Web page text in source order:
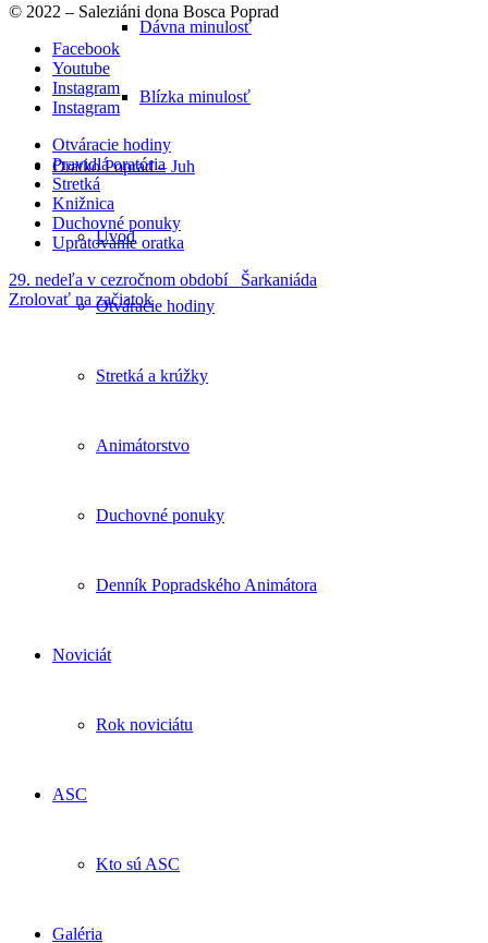
Dávna minulosť
Blízka minulosť
Oratko Poprad – Juh
Úvod
Otváracie hodiny
Stretká a krúžky
Animátorstvo
Duchovné ponuky
Denník Popradského Animátora
Noviciát
Rok noviciátu
ASC
Kto sú ASC
Galéria
© 2022 – Saleziáni dona Bosca Poprad
Facebook
Youtube
Instagram
Instagram
Otváracie hodiny
Pravidlá oratória
Stretká
Knižnica
Duchovné ponuky
Upratovanie oratka
29. nedeľa v cezročnom období
Šarkaniáda
Zrolovať na začiatok